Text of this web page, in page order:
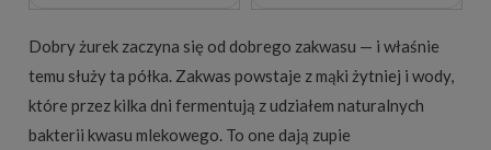
Dobry żurek zaczyna się od dobrego zakwasu — i właśnie
temu służy ta półka. Zakwas powstaje z mąki żytniej i wody,
które przez kilka dni fermentują z udziałem naturalnych
bakterii kwasu mlekowego. To one dają zupie